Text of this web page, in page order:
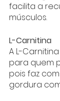
facilita a
músculos.
L-Carnitina
A L-
para quem
pois faz
gordura